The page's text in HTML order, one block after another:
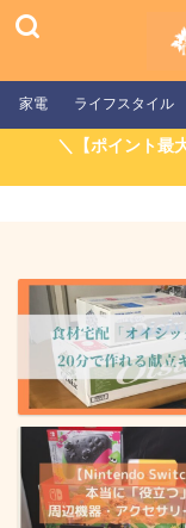
家電 ライフスタイル
＼【ポイント最